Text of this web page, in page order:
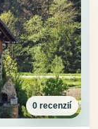
0 recenzií